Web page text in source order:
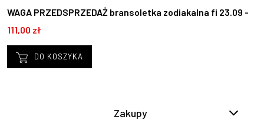
WAGA PRZEDSPRZEDAŻ bransoletka zodiakalna fi 23.09 -
22.10
111,00 zł
DO KOSZYKA
Zakupy